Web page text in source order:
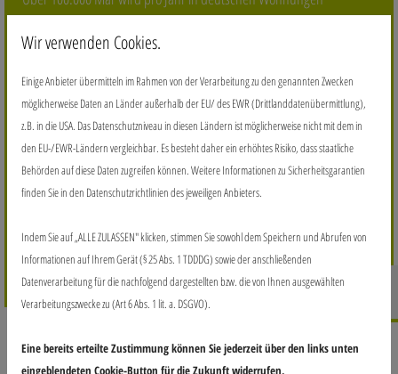
aufgeklärt. Schützen Sie sich mit Einbruchschutz vom Tischler vor
den Einbrechern. Wir erkennen die Schwachstellen Ihres Hauses
und beseitigen sie. Der Einbau des Einbruchsschutz lohnt sich
besonders dann, wenn noch nicht bei Ihnen eingebrochen wurde.
Wir geben Ihnen Sicherheit und ersparen Ihnen des Stress und die
Sorgen eines Einbruches. Ihre Sicherheit liegt uns am Herzen.
JETZT KONTAKTIEREN UND EINEN TERMIN VEREINBAREN
Wir verwenden Cookies.
Einige Anbieter übermitteln im Rahmen von der Verarbeitung zu den genannten Zwecken
möglicherweise Daten an Länder außerhalb der EU/ des EWR (Drittlanddatenübermittlung),
z.B. in die USA. Das Datenschutzniveau in diesen Ländern ist möglicherweise nicht mit dem in
den EU-/EWR-Ländern vergleichbar. Es besteht daher ein erhöhtes Risiko, dass staatliche
Behörden auf diese Daten zugreifen können. Weitere Informationen zu Sicherheitsgarantien
finden Sie in den Datenschutzrichtlinien des jeweiligen Anbieters.
Indem Sie auf „ALLE ZULASSEN" klicken, stimmen Sie sowohl dem Speichern und Abrufen von
Informationen auf Ihrem Gerät (§ 25 Abs. 1 TDDDG) sowie der anschließenden
Datenverarbeitung für die nachfolgend dargestellten bzw. die von Ihnen ausgewählten
Verarbeitungszwecke zu (Art 6 Abs. 1 lit. a. DSGVO).
Eine bereits erteilte Zustimmung können Sie jederzeit über den links unten
eingeblendeten Cookie-Button für die Zukunft widerrufen.